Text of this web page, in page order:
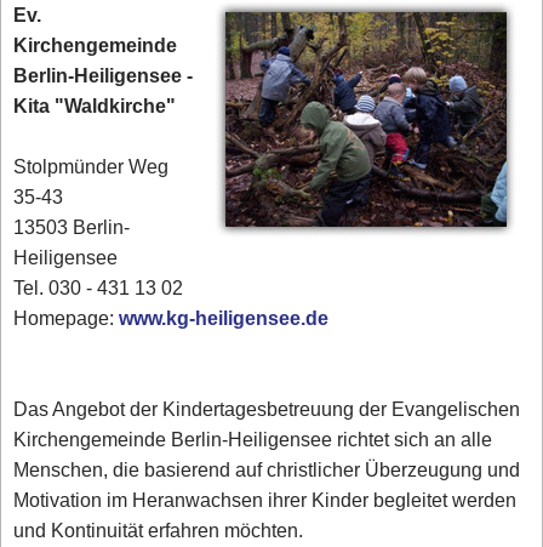
Ev.
Kirchengemeinde
Berlin-Heiligensee -
Kita "Waldkirche"
Stolpmünder Weg
35-43
13503 Berlin-
Heiligensee
Tel. 030 - 431 13 02‎
Homepage:www.kg-heiligensee.de
Das Angebot der Kindertagesbetreuung der Evangelischen
Kirchengemeinde Berlin-Heiligensee richtet sich an alle
Menschen, die basierend auf christlicher Überzeugung und
Motivation im Heranwachsen ihrer Kinder begleitet werden
und Kontinuität erfahren möchten.